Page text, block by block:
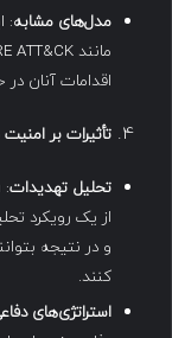
مدل‌های مشابه:
اقدامات آنان در
تأثیرات بر
تحلیل تهدیدات
از یک رویکرد
و در نتیجه
کنند.
استراتژی‌های